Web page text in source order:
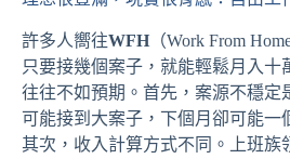
許多人嚮往WFH （Work From
只要接幾個案子，就能輕鬆月入十
往往不如預期。首先，案源不穩定
可能接到大案子，下個月卻可能一
其次，收入計算方式不同。上班族